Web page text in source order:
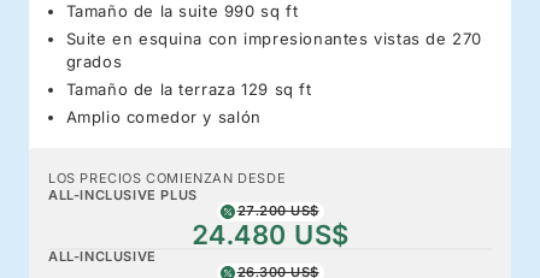
Tamaño de la suite 990 sq ft
Suite en esquina con impresionantes vistas de 270
grados
Tamaño de la terraza 129 sq ft
Amplio comedor y salón
LOS PRECIOS COMIENZAN DESDE
ALL-INCLUSIVE PLUS
27.200 US$
24.480 US$
ALL-INCLUSIVE
26.300 US$